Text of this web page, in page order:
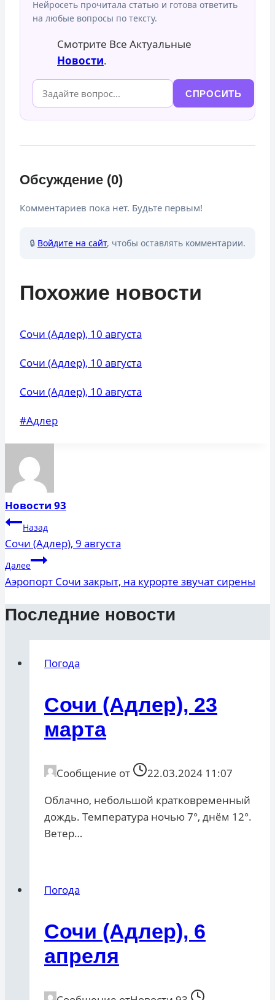
Нейросеть прочитала статью и готова ответить
на любые вопросы по тексту.
Смотрите Все Актуальные
Новости.
СПРОСИТЬ
Обсуждение (0)
Комментариев пока нет. Будьте первым!
🔒 Войдите на сайт, чтобы оставлять комментарии.
Похожие новости
Сочи (Адлер), 10 августа
Сочи (Адлер), 10 августа
Сочи (Адлер), 10 августа
Метки
#Адлер
Новости 93
Навигация
по
записям
Назад
Сочи (Адлер), 9 августа
Далее
Аэропорт Сочи закрыт, на курорте звучат сирены
Последние новости
Погода
Сочи (Адлер), 23
марта
Сообщение от
22.03.2024 11:07
Облачно, небольшой кратковременный
дождь. Температура ночью 7°, днём 12°.
Ветер…
Погода
Сочи (Адлер), 6
апреля